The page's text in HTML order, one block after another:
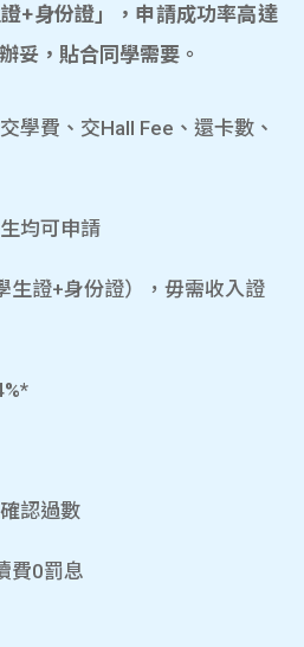
+身份證」，申請成功率高達
妥，貼合同學需要。
學費、交Hall Fee、還卡數、
均可申請
生證+身份證），毋需收入證
認過數
費0罰息